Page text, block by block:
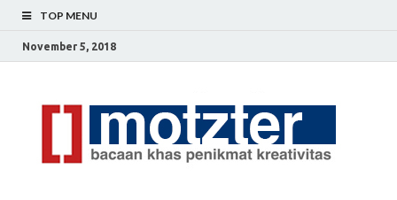
TOP MENU
November 5, 2018